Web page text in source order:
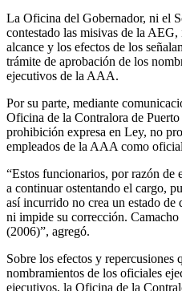
La Oficina del Gobernador, ni el
contestado las misivas de la
alcance y los efectos de los
trámite de aprobación de los
ejecutivos de la AAA.
Por su parte, mediante
Oficina de la Contralora de
prohibición expresa en Ley, no
empleados de la AAA como
“Estos funcionarios, por razón de
a continuar ostentando el cargo,
así incurrido no crea un estado de
ni impide su corrección.
(2006)”, agregó.
Sobre los efectos y repercusiones
nombramientos de los oficiales
ejecutivos, la Oficina de la